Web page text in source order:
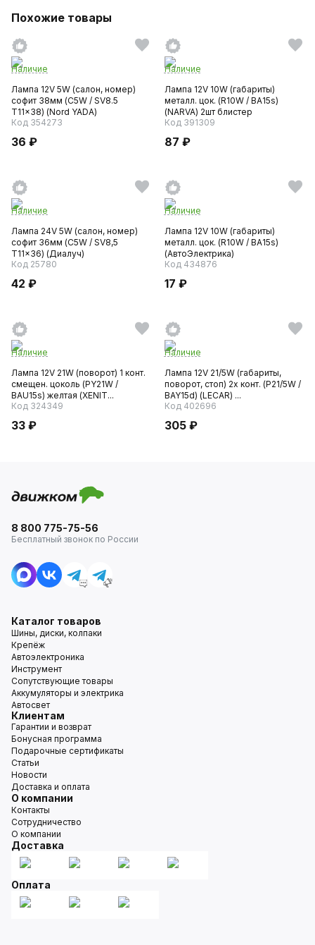
Похожие товары
Наличие
Лампа 12V 5W (салон, номер)
софит 38мм (C5W / SV8.5
T11x38) (Nord YADA)
Код 354273
36 ₽
Наличие
Лампа 12V 10W (габариты)
металл. цок. (R10W / ВА15s)
(NARVA) 2шт блистер
Код 391309
87 ₽
Наличие
Лампа 24V 5W (салон, номер)
софит 36мм (C5W / SV8,5
T11x36) (Диалуч)
Код 25780
42 ₽
Наличие
Лампа 12V 10W (габариты)
металл. цок. (R10W / ВА15s)
(АвтоЭлектрика)
Код 434876
17 ₽
Наличие
Лампа 12V 21W (поворот) 1 конт.
смещен. цоколь (PY21W /
BAU15s) желтая (XENIT...
Код 324349
33 ₽
Наличие
Лампа 12V 21/5W (габариты,
поворот, стоп) 2х конт. (P21/5W /
BAY15d) (LECAR) ...
Код 402696
305 ₽
8 800 775-75-56
Бесплатный звонок по России
Каталог товаров
Шины, диски, колпаки
Крепёж
Автоэлектроника
Инструмент
Сопутствующие товары
Аккумуляторы и электрика
Автосвет
Клиентам
Гарантии и возврат
Бонусная программа
Подарочные сертификаты
Статьи
Новости
Доставка и оплата
О компании
Контакты
Сотрудничество
О компании
Доставка
Оплата